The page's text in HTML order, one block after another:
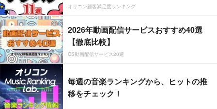
オリコン顧客満足度ランキング
2026年動画配信サービスおすすめ40選
【徹底比較】
CS動画配信サービス20選
毎週の音楽ランキングから、ヒットの推
移をチェック！